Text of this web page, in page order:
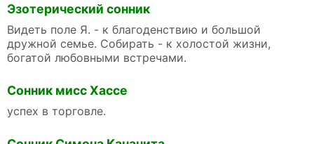
Эзотерический сонник
Видеть поле Я. - к благоденствию и большой
дружной семье. Собирать - к холостой жизни,
богатой любовными встречами.
Сонник мисс Хассе
ycпex в тopгoвлe.